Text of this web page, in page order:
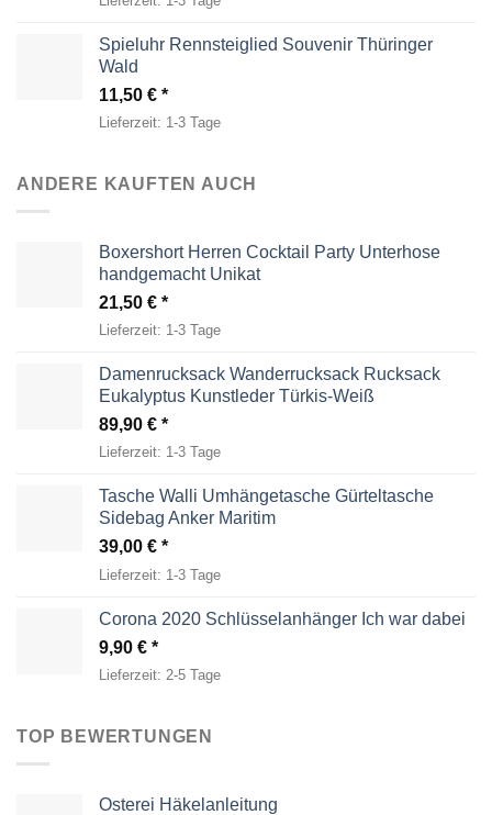
Spieluhr Rennsteiglied Souvenir Thüringer
Wald
11,50 €
Lieferzeit: 1-3 Tage
ANDERE KAUFTEN AUCH
Boxershort Herren Cocktail Party Unterhose
handgemacht Unikat
21,50 €
Lieferzeit: 1-3 Tage
Damenrucksack Wanderrucksack Rucksack
Eukalyptus Kunstleder Türkis-Weiß
89,90 €
Lieferzeit: 1-3 Tage
Tasche Walli Umhängetasche Gürteltasche
Sidebag Anker Maritim
39,00 €
Lieferzeit: 1-3 Tage
Corona 2020 Schlüsselanhänger Ich war dabei
9,90 €
Lieferzeit: 2-5 Tage
TOP BEWERTUNGEN
Osterei Häkelanleitung